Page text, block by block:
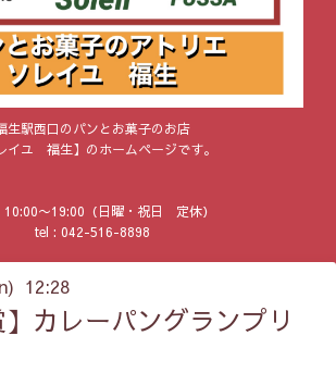
生駅西口のパンとお菓子のお店
イユ 福生】のホームページです。
10:00〜19:00（日曜・祝日 定休）
tel : 042-516-8898
12:28
】カレーパングランプリ